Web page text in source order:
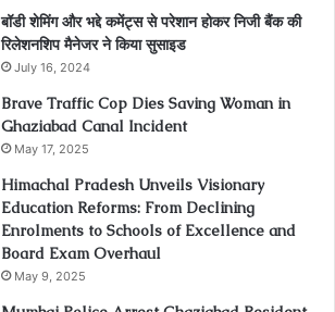
बॉडी शेमिंग और भद्दे कमेंट्स से परेशान होकर निजी बैंक की
रिलेशनशिप मैनेजर ने किया सुसाइड
July 16, 2024
Brave Traffic Cop Dies Saving Woman in
Ghaziabad Canal Incident
May 17, 2025
Himachal Pradesh Unveils Visionary
Education Reforms: From Declining
Enrolments to Schools of Excellence and
Board Exam Overhaul
May 9, 2025